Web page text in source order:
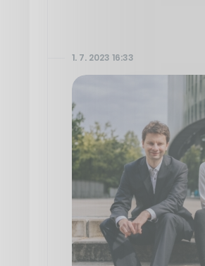
1. 7. 2023 16:33